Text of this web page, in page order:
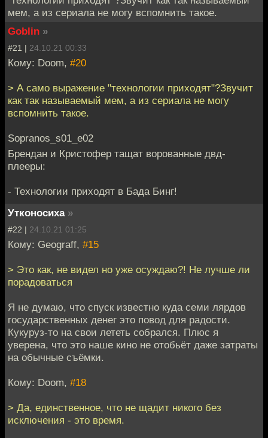
мем, а из сериала не могу вспомнить такое.
Goblin »
#21 | 24.10.21 00:33
Кому: Doom, #20
> А само выражение "технологии приходят"?Звучит
как так называемый мем, а из сериала не могу
вспомнить такое.
Sopranos_s01_e02
Брендан и Кристофер тащат ворованные двд-
плееры:
- Технологии приходят в Бада Бинг!
Утконосиха »
#22 | 24.10.21 01:25
Кому: Geograff, #15
> Это как, не видел но уже осуждаю?! Не лучше ли
порадоваться
Я не думаю, что спуск известно куда семи лярдов
государственных денег это повод для радости.
Кукуруз-то на свои лететь собрался. Плюс я
уверена, что это наше кино не отобьёт даже затраты
на обычные съёмки.
Кому: Doom, #18
> Да, единственное, что не щадит никого без
исключения - это время.